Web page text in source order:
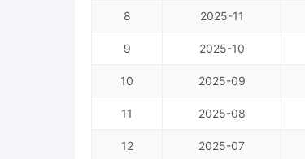
8 2025-11
9 2025-10
10 2025-09
11 2025-08
12 2025-07